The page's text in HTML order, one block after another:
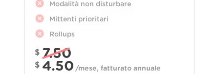
Modalità non disturbare
Mittenti prioritari
Rollups
$ 7.50
$ 4.50 /mese, fatturato annuale